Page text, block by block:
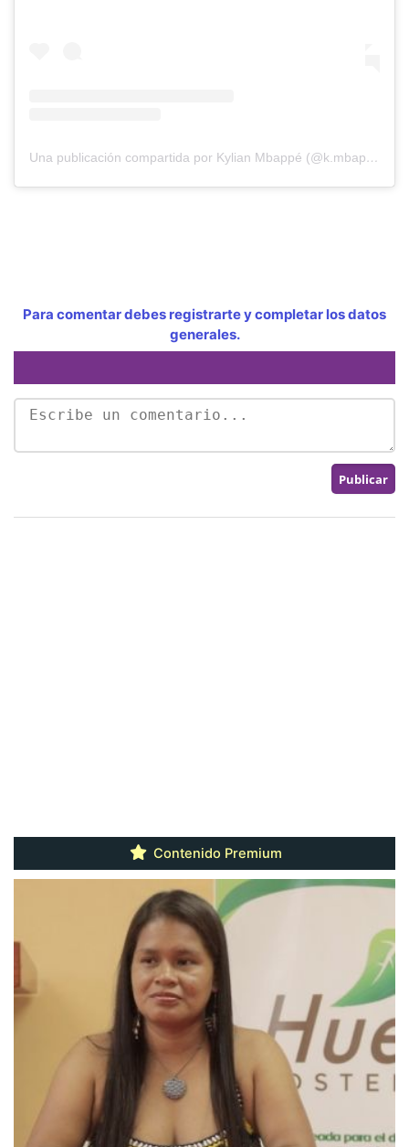
Una publicación compartida por Kylian Mbappé (@k.mbappe)
Para comentar debes registrarte y completar los datos
generales.
Contenido Premium